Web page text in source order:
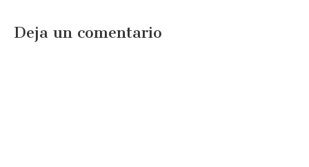
Deja un comentario